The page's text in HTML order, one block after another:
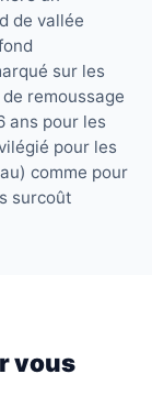
de vallée
sur les
remoussage
ans pour les
pour les
comme pour
surcoût
vous